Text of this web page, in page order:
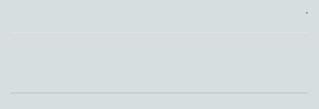
.